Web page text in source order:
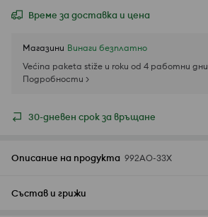
Време за доставка и цена
Магазини Винаги безплатно
Većina paketa stiže u roku od 4 работни дни
Подробности >
30-дневен срок за връщане
Описание на продукта 992AO-33X
Състав и грижи